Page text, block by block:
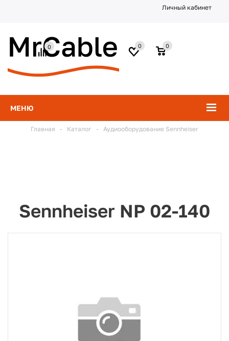
Личный кабинет
МЕНЮ
0
0
0
Главная - Каталог - Аудиооборудование Sennheiser
Sennheiser NP 02-140